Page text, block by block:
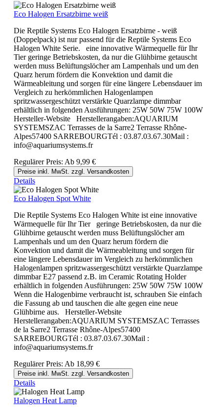
Eco Halogen Ersatzbirne weiß
Die Reptile Systems Eco Halogen Ersatzbirne - weiß
(Doppelpack) ist nur passend für die Reptile Systems Eco
Halogen White Serie. eine innovative Wärmequelle für Ihr
Tier geringe Betriebskosten, da nur die Glühbirne getauscht
werden muss Belüftungslöcher am Lampenhals und um den
Quarz herum fördern die Konvektion und damit die
Wärmeableitung und sorgen für eine längere Lebensdauer im
Vergleich zu herkömmlichen Halogenlampen
spritzwassergeschützt verstärkte Quarzlampe dimmbar
erhältlich in folgenden Ausführungen: 25W 50W 75W 100W
Hersteller-Website Herstellerangaben:AQUARIUM
SYSTEMSZAC Terrasses de la Sarre2 Terrasse Rhône-
Alpes57400 SARREBOURGTél : 03.87.03.67.30Mail :
info@aquariumsystems.fr
Regulärer Preis: Ab 9,99 €
Preise inkl. MwSt. zzgl. Versandkosten
Details
Eco Halogen Spot White
Die Reptile Systems Eco Halogen White ist eine innovative
Wärmequelle für Ihr Tier geringe Betriebskosten, da nur die
Glühbirne getauscht werden muss Belüftungslöcher am
Lampenhals und um den Quarz herum fördern die
Konvektion und damit die Wärmeableitung und sorgen für
eine längere Lebensdauer im Vergleich zu herkömmlichen
Halogenlampen spritzwassergeschützt verstärkte Quarzlampe
dimmbar E27 passend z.B. im Ceramic Rotating Holder
erhältlich in folgenden Ausführungen: 25W 50W 75W 100W
Wenn die Halogenbirne verbraucht ist, schrauben Sie einfach
die Fassung ab und tauschen die alte gegen eine neue
Glühbirne aus. Hersteller-Website
Herstellerangaben:AQUARIUM SYSTEMSZAC Terrasses
de la Sarre2 Terrasse Rhône-Alpes57400
SARREBOURGTél : 03.87.03.67.30Mail :
info@aquariumsystems.fr
Regulärer Preis: Ab 18,99 €
Preise inkl. MwSt. zzgl. Versandkosten
Details
Halogen Heat Lamp